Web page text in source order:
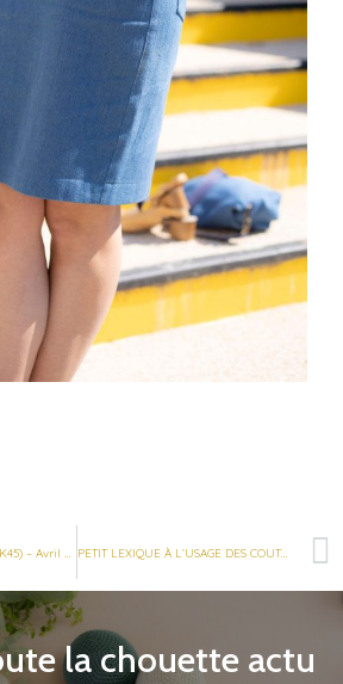
PETIT LEXIQUE À L’USAGE DES COUTURIÈRES ET DES COUTURIERS
la chouette actu